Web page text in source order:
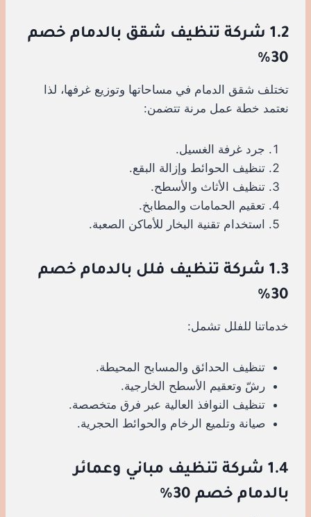
1.2 شركة تنظيف شقق بالدمام خصم
30%
تختلف شقق الدمام في مساحاتها وتوزيع غرفها، لذا
نعتمد خطة عمل مرنة تتضمن:
جرد غرفة الغسيل.
تنظيف الحوائط وإزالة البقع.
تنظيف الأثاث والأسطح.
تعقيم الحمامات والمطابخ.
استخدام تقنية البخار للأماكن الصعبة.
1.3 شركة تنظيف فلل بالدمام خصم
30%
خدماتنا للفلل تشمل:
تنظيف الحدائق والمسابح المحيطة.
رشّ وتعقيم الأسطح الخارجية.
تنظيف النوافذ العالية عبر فرق متخصصة.
صيانة وتلميع الرخام والحوائط الحجرية.
1.4 شركة تنظيف مباني وعمائر
بالدمام خصم 30%